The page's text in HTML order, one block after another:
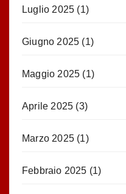
Luglio 2025 (1)
Giugno 2025 (1)
Maggio 2025 (1)
Aprile 2025 (3)
Marzo 2025 (1)
Febbraio 2025 (1)